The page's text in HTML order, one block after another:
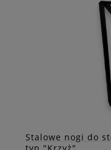
Industrialna,
mebel będzie
Stalowe nogi do